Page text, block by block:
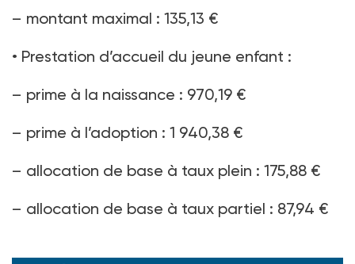
– montant maximal : 135,13 €
• Prestation d’accueil du jeune enfant :
– prime à la naissance : 970,19 €
– prime à l’adoption : 1 940,38 €
– allocation de base à taux plein : 175,88 €
– allocation de base à taux partiel : 87,94 €